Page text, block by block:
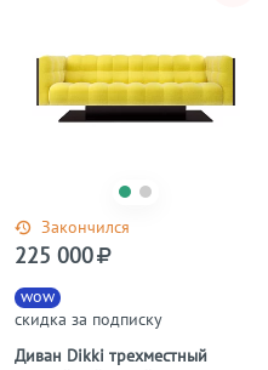
Закончился
Диван Dikki трехместный
wow
скидка за подписку
225 000